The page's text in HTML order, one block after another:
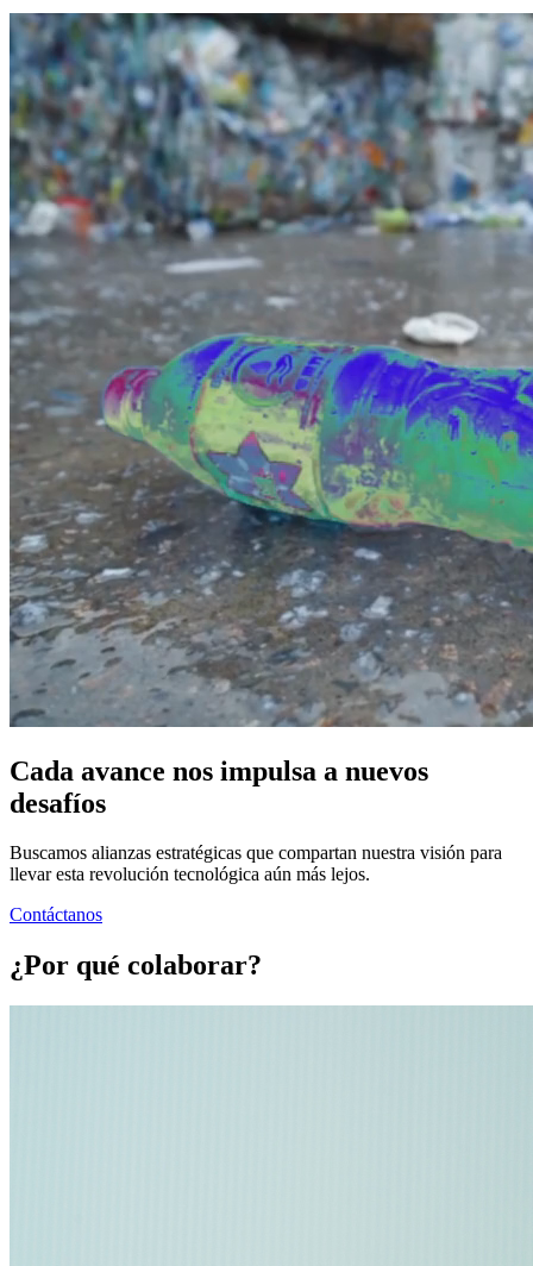
Cada avance nos impulsa a nuevos
desafíos
Buscamos alianzas estratégicas que compartan nuestra visión para
llevar esta revolución tecnológica aún más lejos.
Contáctanos
¿Por qué colaborar?